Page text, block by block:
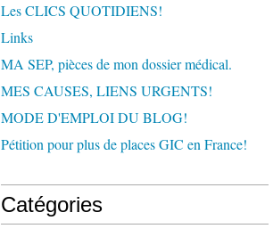
Les CLICS QUOTIDIENS!
Links
MA SEP, pièces de mon dossier médical.
MES CAUSES, LIENS URGENTS!
MODE D'EMPLOI DU BLOG!
Pétition pour plus de places GIC en France!
Catégories